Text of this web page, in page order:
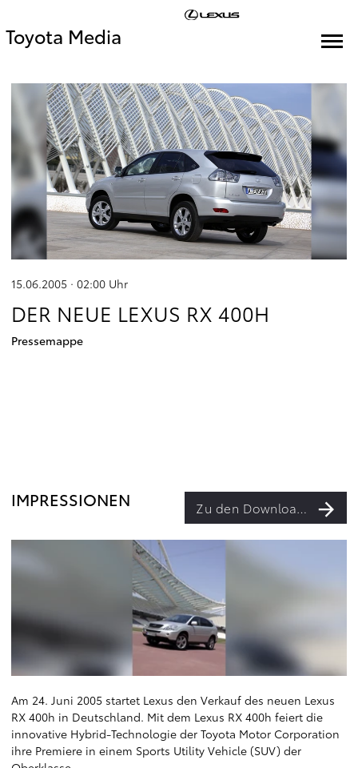
Toyota Media
15.06.2005 · 02:00 Uhr
DER NEUE LEXUS RX 400H
Pressemappe
IMPRESSIONEN Zu den Downloads
Am 24. Juni 2005 startet Lexus den Verkauf des neuen Lexus
RX 400h in Deutschland. Mit dem Lexus RX 400h feiert die
innovative Hybrid-Technologie der Toyota Motor Corporation
ihre Premiere in einem Sports Utility Vehicle (SUV) der